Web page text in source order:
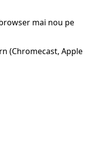
mai nou pe
(Chromecast, Apple